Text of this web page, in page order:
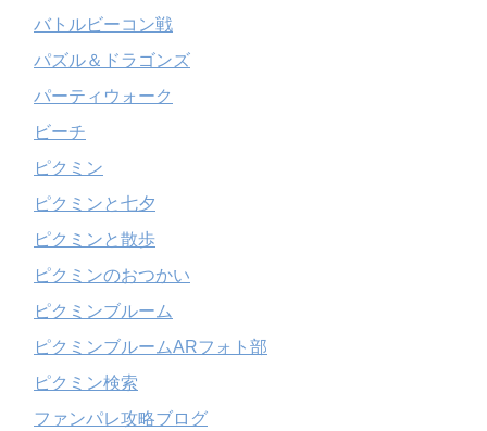
バトルビーコン戦
パズル＆ドラゴンズ
パーティウォーク
ビーチ
ピクミン
ピクミンと七夕
ピクミンと散歩
ピクミンのおつかい
ピクミンブルーム
ピクミンブルームARフォト部
ピクミン検索
ファンパレ攻略ブログ